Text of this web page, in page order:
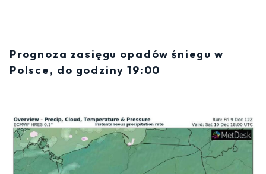
Prognoza zasięgu opadów śniegu w
Polsce, do godziny 19:00